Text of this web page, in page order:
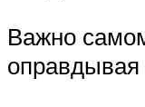
Важно
оправдывая